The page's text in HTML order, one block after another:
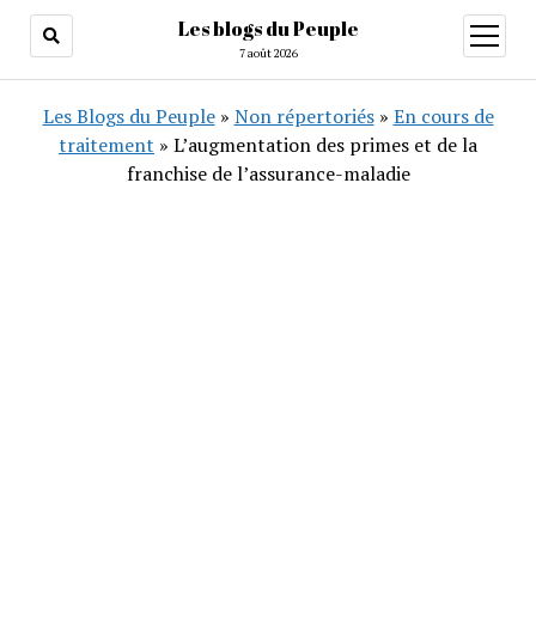
Les blogs du Peuple
7 août 2026
ouvrir
menu
Les Blogs du Peuple» Non répertoriés» En cours de
traitement » L’augmentation des primes et de la
franchise de l’assurance-maladie